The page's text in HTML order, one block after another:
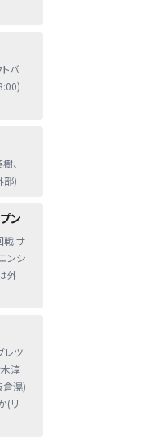
バ
、
部)
ン
戦 サ
ンシ
外
レツ
淳
倉滉)
(リ